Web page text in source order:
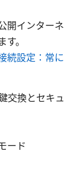
開インターネ
。
続設定：常に
交換とセキュ
ード